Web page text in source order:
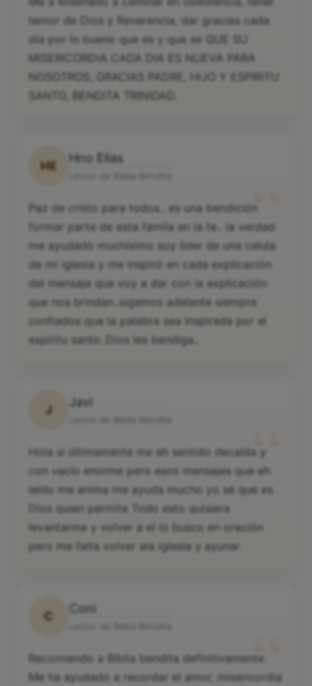
temor de Dios y Reverencia, dar gracias cada
día por lo bueno que es y que se QUE SU
MISERICORDIA CADA DIA ES NUEVA PARA
NOSOTROS, GRACIAS PADRE, HIJO Y ESPIRITU
SANTO, BENDITA TRINIDAD.
HE
Hno Elias
“
Paz de cristo para todos.. es una bendición
formar parte de esta famila en la fe.. la verdad
me ayudado muchísimo soy lider de una celula
de mi iglesia y me inspiró en cada explicación
del mensaje que voy a dar con la explicación
que nos brindan..sigamos adelante siempre
confiados que la palabra sea inspirada por el
espíritu santo..Dios les bendiga..
J
Javi
“
Hola si últimamente me eh sentido decaída y
con vacío enorme pero esos mensajes que eh
leído me anima me ayuda mucho yo sé que es
Dios quien permite Todo esto quisiera
levantarme y volver a el lo busco en oración
pero me falta volver ala iglesia y ayunar
C
Coni
“
Recomiendo a Biblia bendita definitivamente.
Me ha ayudado a recordar el amor, misericordia